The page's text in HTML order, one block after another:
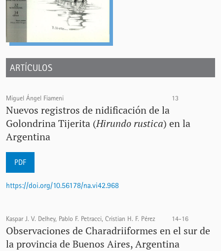
ARTÍCULOS
Miguel Ángel Fiameni 13
Nuevos registros de nidificación de la
Golondrina Tijerita (Hirundo rustica) en la
Argentina
PDF
https://doi.org/10.56178/na.vi42.968
Kaspar J. V. Delhey, Pablo F. Petracci, Cristian H. F. Pérez 14-16
Observaciones de Charadriiformes en el sur de
la provincia de Buenos Aires, Argentina